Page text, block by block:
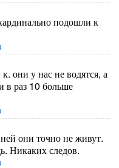
подошли к
они у нас не водятся, а
в раз 10 больше
они точно не живут.
Никаких следов.